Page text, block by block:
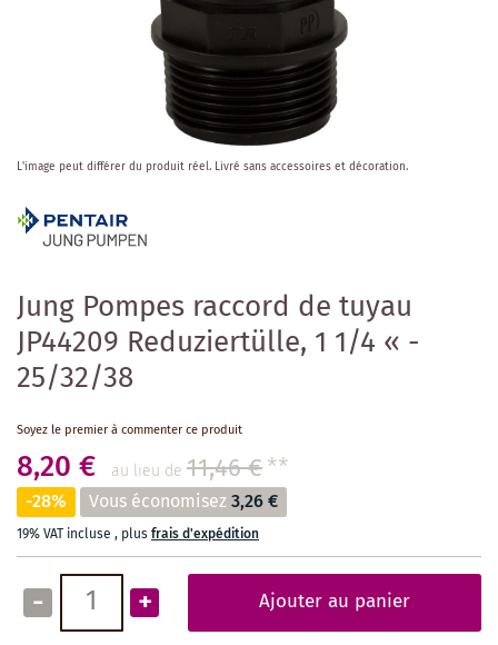
Jung Pompes raccord de tuyau
JP44209 Reduziertülle, 1 1/4 « -
25/32/38
Soyez le premier à commenter ce produit
8,20 € au lieu de 11,46 €**
-28% Vous économisez3,26 €
19% VAT incluse , plusfrais d'expédition
- + Ajouter au panier
Skip
the
beginning
images
gallery
L'image peut différer du produit réel. Livré sans accessoires et décoration.